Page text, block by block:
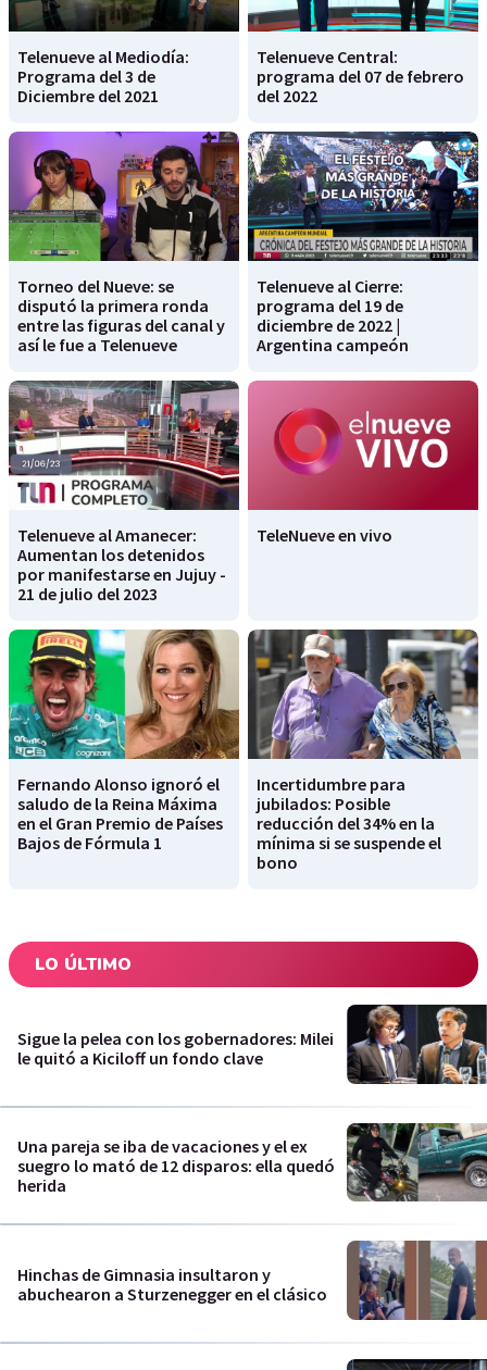
Telenueve al Mediodía:
Programa del 3 de
Diciembre del 2021
Telenueve Central:
programa del 07 de febrero
del 2022
Torneo del Nueve: se
disputó la primera ronda
entre las figuras del canal y
así le fue a Telenueve
Telenueve al Cierre:
programa del 19 de
diciembre de 2022 |
Argentina campeón
Telenueve al Amanecer:
Aumentan los detenidos
por manifestarse en Jujuy -
21 de julio del 2023
TeleNueve en vivo
Fernando Alonso ignoró el
saludo de la Reina Máxima
en el Gran Premio de Países
Bajos de Fórmula 1
Incertidumbre para
jubilados: Posible
reducción del 34% en la
mínima si se suspende el
bono
LO ÚLTIMO
Sigue la pelea con los gobernadores: Milei
le quitó a Kiciloff un fondo clave
Una pareja se iba de vacaciones y el ex
suegro lo mató de 12 disparos: ella quedó
herida
Hinchas de Gimnasia insultaron y
abuchearon a Sturzenegger en el clásico